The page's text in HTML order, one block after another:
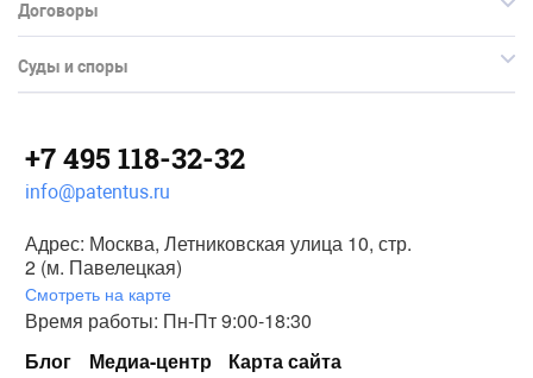
Договоры
Суды и споры
+7 495 118-32-32
info@patentus.ru
Адрес: Москва, Летниковская улица 10, стр.
2 (м. Павелецкая)
Смотреть на карте
Время работы: Пн-Пт 9:00-18:30
Блог
Медиа-центр Карта сайта